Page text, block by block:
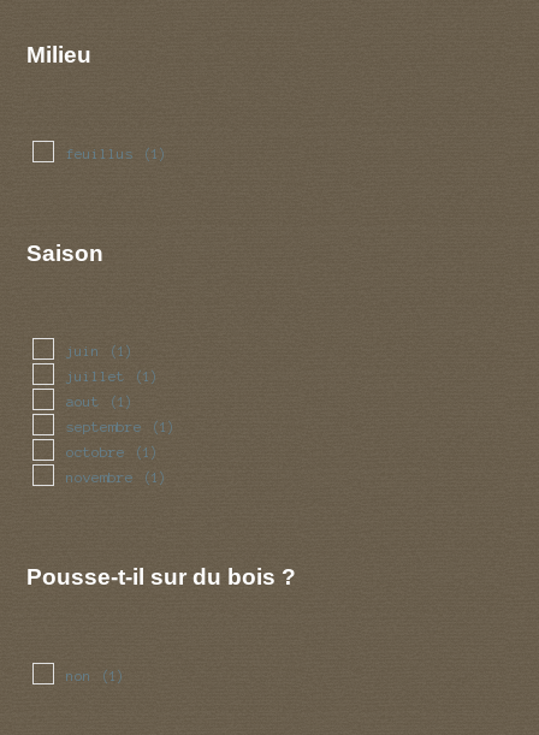
Milieu
feuillus (1)
Saison
juin (1)
juillet (1)
aout (1)
septembre (1)
octobre (1)
novembre (1)
Pousse-t-il sur du bois ?
non (1)